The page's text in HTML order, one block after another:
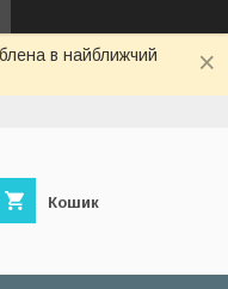
в найближчий
Кошик